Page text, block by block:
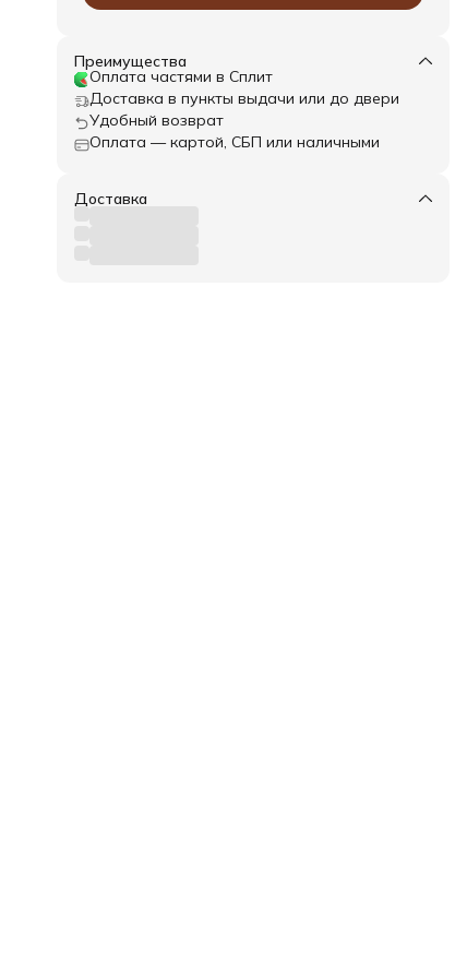
Преимущества
Оплата частями в Сплит
Доставка в пункты выдачи или до двери
Удобный возврат
Оплата — картой, СБП или наличными
Доставка